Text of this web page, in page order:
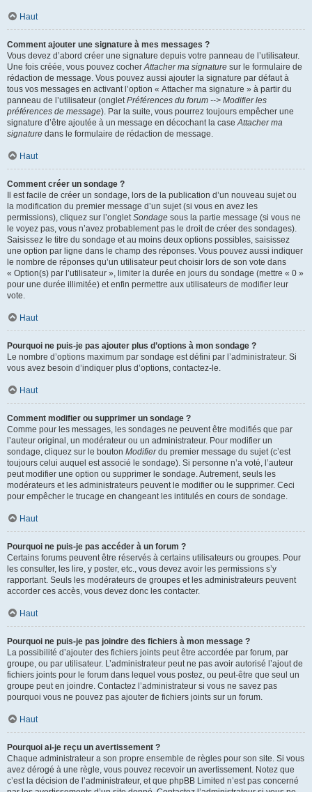
Haut
Comment ajouter une signature à mes messages ?
Vous devez d’abord créer une signature depuis votre panneau de l’utilisateur.
Une fois créée, vous pouvez cocherAttacher ma signature sur le formulaire de
rédaction de message. Vous pouvez aussi ajouter la signature par défaut à
tous vos messages en activant l’option « Attacher ma signature » à partir du
panneau de l’utilisateur (ongletPréférences du forum --> Modifier les
préférences de message). Par la suite, vous pourrez toujours empêcher une
signature d’être ajoutée à un message en décochant la caseAttacher ma
signature dans le formulaire de rédaction de message.
Haut
Comment créer un sondage ?
Il est facile de créer un sondage, lors de la publication d’un nouveau sujet ou
la modification du premier message d’un sujet (si vous en avez les
permissions), cliquez sur l’ongletSondage sous la partie message (si vous ne
le voyez pas, vous n’avez probablement pas le droit de créer des sondages).
Saisissez le titre du sondage et au moins deux options possibles, saisissez
une option par ligne dans le champ des réponses. Vous pouvez aussi indiquer
le nombre de réponses qu’un utilisateur peut choisir lors de son vote dans
« Option(s) par l’utilisateur », limiter la durée en jours du sondage (mettre « 0 »
pour une durée illimitée) et enfin permettre aux utilisateurs de modifier leur
vote.
Haut
Pourquoi ne puis-je pas ajouter plus d’options à mon sondage ?
Le nombre d’options maximum par sondage est défini par l’administrateur. Si
vous avez besoin d’indiquer plus d’options, contactez-le.
Haut
Comment modifier ou supprimer un sondage ?
Comme pour les messages, les sondages ne peuvent être modifiés que par
l’auteur original, un modérateur ou un administrateur. Pour modifier un
sondage, cliquez sur le bouton Modifierdu premier message du sujet (c’est
toujours celui auquel est associé le sondage). Si personne n’a voté, l’auteur
peut modifier une option ou supprimer le sondage. Autrement, seuls les
modérateurs et les administrateurs peuvent le modifier ou le supprimer. Ceci
pour empêcher le trucage en changeant les intitulés en cours de sondage.
Haut
Pourquoi ne puis-je pas accéder à un forum ?
Certains forums peuvent être réservés à certains utilisateurs ou groupes. Pour
les consulter, les lire, y poster, etc., vous devez avoir les permissions s’y
rapportant. Seuls les modérateurs de groupes et les administrateurs peuvent
accorder ces accès, vous devez donc les contacter.
Haut
Pourquoi ne puis-je pas joindre des fichiers à mon message ?
La possibilité d’ajouter des fichiers joints peut être accordée par forum, par
groupe, ou par utilisateur. L’administrateur peut ne pas avoir autorisé l’ajout de
fichiers joints pour le forum dans lequel vous postez, ou peut-être que seul un
groupe peut en joindre. Contactez l’administrateur si vous ne savez pas
pourquoi vous ne pouvez pas ajouter de fichiers joints sur un forum.
Haut
Pourquoi ai-je reçu un avertissement ?
Chaque administrateur a son propre ensemble de règles pour son site. Si vous
avez dérogé à une règle, vous pouvez recevoir un avertissement. Notez que
c’est la décision de l’administrateur, et que phpBB Limited n’est pas concerné